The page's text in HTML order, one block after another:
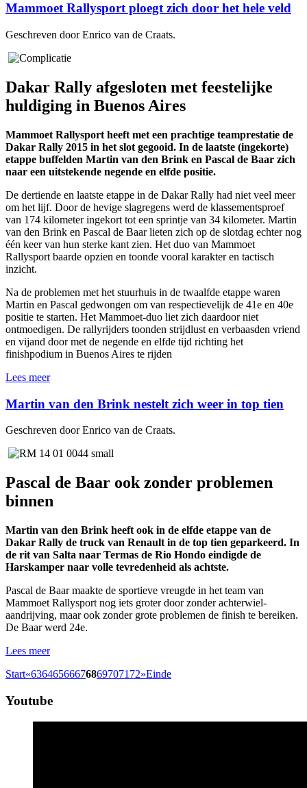
Mammoet Rallysport ploegt zich door het hele veld
Geschreven door Enrico van de Craats.
Dakar Rally afgesloten met feestelijke
huldiging in Buenos Aires
Mammoet Rallysport heeft met een prachtige teamprestatie de
Dakar Rally 2015 in het slot gegooid. In de laatste (ingekorte)
etappe buffelden Martin van den Brink en Pascal de Baar zich
naar een uitstekende negende en elfde positie.
De dertiende en laatste etappe in de Dakar Rally had niet veel meer
om het lijf. Door de hevige slagregens werd de klassementsproef
van 174 kilometer ingekort tot een sprintje van 34 kilometer. Martin
van den Brink en Pascal de Baar lieten zich op de slotdag echter nog
één keer van hun sterke kant zien. Het duo van Mammoet
Rallysport baarde opzien en toonde vooral karakter en tactisch
inzicht.
Na de problemen met het stuurhuis in de twaalfde etappe waren
Martin en Pascal gedwongen om van respectievelijk de 41e en 40e
positie te starten. Het Mammoet-duo liet zich daardoor niet
ontmoedigen. De rallyrijders toonden strijdlust en verbaasden vriend
en vijand door met de negende en elfde tijd richting het
finishpodium in Buenos Aires te rijden
Lees meer
Martin van den Brink nestelt zich weer in top tien
Geschreven door Enrico van de Craats.
Pascal de Baar ook zonder problemen
binnen
Martin van den Brink heeft ook in de elfde etappe van de
Dakar Rally de truck van Renault in de top tien geparkeerd. In
de rit van Salta naar Termas de Rio Hondo eindigde de
Harskamper naar volle tevredenheid als achtste.
Pascal de Baar maakte de sportieve vreugde in het team van
Mammoet Rallysport nog iets groter door zonder achterwiel-
aandrijving, maar ook zonder grote problemen de finish te bereiken.
De Baar werd 24e.
Lees meer
Start«636465666768697071 72»Einde
Youtube